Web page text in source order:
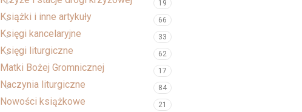
19
Książki i inne artykuły 66
Księgi kancelaryjne 33
Księgi liturgiczne 62
Matki Bożej Gromnicznej 17
Naczynia liturgiczne 84
Nowości książkowe 21